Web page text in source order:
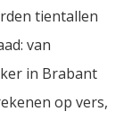
tientallen
van
in Brabant
op vers,